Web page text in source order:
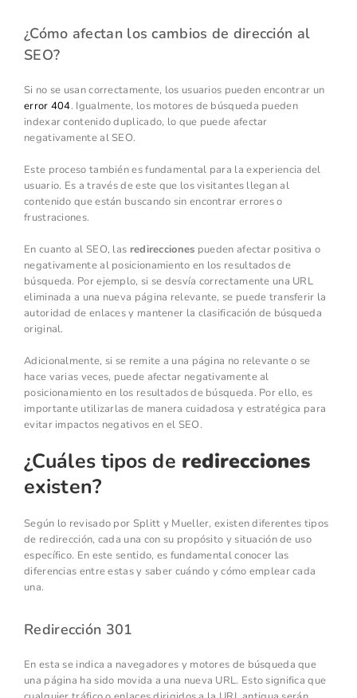
¿Cómo afectan los cambios de dirección al
SEO?
Si no se usan correctamente, los usuarios pueden encontrar un
error 404. Igualmente, los motores de búsqueda pueden
indexar contenido duplicado, lo que puede afectar
negativamente al SEO.
Este proceso también es fundamental para la experiencia del
usuario. Es a través de este que los visitantes llegan al
contenido que están buscando sin encontrar errores o
frustraciones.
En cuanto al SEO, las redirecciones pueden afectar positiva o
negativamente al posicionamiento en los resultados de
búsqueda. Por ejemplo, si se desvía correctamente una URL
eliminada a una nueva página relevante, se puede transferir la
autoridad de enlaces y mantener la clasificación de búsqueda
original.
Adicionalmente, si se remite a una página no relevante o se
hace varias veces, puede afectar negativamente al
posicionamiento en los resultados de búsqueda. Por ello, es
importante utilizarlas de manera cuidadosa y estratégica para
evitar impactos negativos en el SEO.
¿Cuáles tipos de redirecciones
existen?
Según lo revisado por Splitt y Mueller, existen diferentes tipos
de redirección, cada una con su propósito y situación de uso
específico. En este sentido, es fundamental conocer las
diferencias entre estas y saber cuándo y cómo emplear cada
una.
Redirección 301
En esta se indica a navegadores y motores de búsqueda que
una página ha sido movida a una nueva URL. Esto significa que